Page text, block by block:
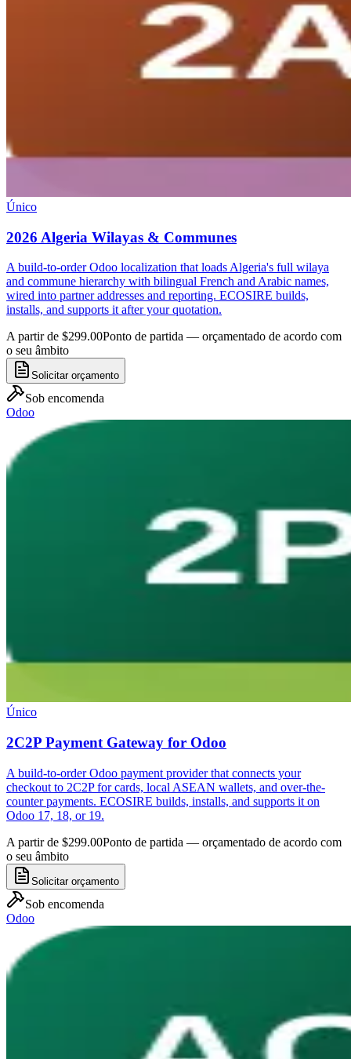
Único
2026 Algeria Wilayas & Communes
A build-to-order Odoo localization that loads Algeria's full wilaya
and commune hierarchy with bilingual French and Arabic names,
wired into partner addresses and reporting. ECOSIRE builds,
installs, and supports it after your quotation.
A partir de $299.00Ponto de partida — orçamentado de acordo com
o seu âmbito
Solicitar orçamento
Sob encomenda
Odoo
Único
2C2P Payment Gateway for Odoo
A build-to-order Odoo payment provider that connects your
checkout to 2C2P for cards, local ASEAN wallets, and over-the-
counter payments. ECOSIRE builds, installs, and supports it on
Odoo 17, 18, or 19.
A partir de $299.00Ponto de partida — orçamentado de acordo com
o seu âmbito
Solicitar orçamento
Sob encomenda
Odoo